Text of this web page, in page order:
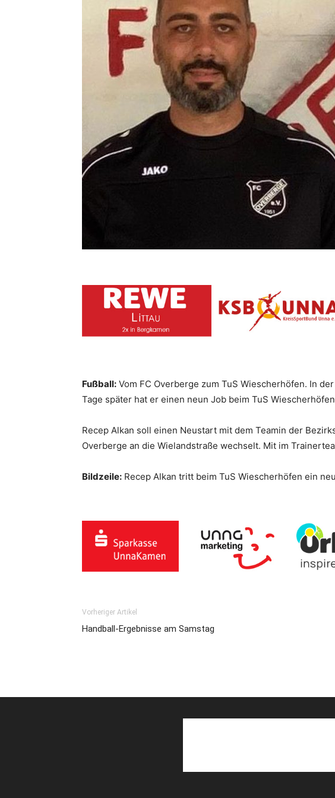
Fußball: Vom FC Overberge zum TuS Wiescherhöfen. In
Tage später hat er einen neun Job beim TuS
Recep Alkan soll einen Neustart mit dem Teamin der
Overberge an die Wielandstraße wechselt. Mit im
Bildzeile: Recep Alkan tritt beim TuS Wiescherhöfen ein
Vorheriger Artikel
Handball-Ergebnisse am Samstag